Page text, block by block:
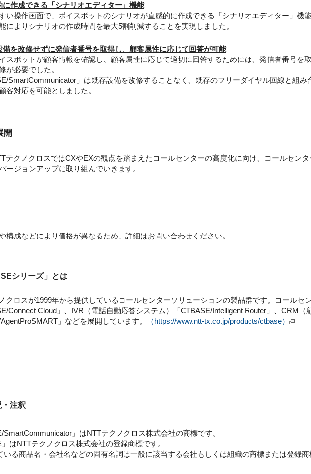
に作成できる「シナリオエディター」機能
い操作画面で、ボイスボットのシナリオが直感的に作成できる「シナリオエディター」機
によりシナリオの作成時間を最大5割削減することを実現しました。
備を改修せずに発信者番号を取得し、顧客属性に応じて回答が可能
スボットが顧客情報を確認し、顧客属性に応じて適切に回答するためには、発信者番号を
が必要でした。
SmartCommunicator」は既存設備を改修することなく、既存のフリーダイヤル回線と組み
客対応を可能としました。
開
テクノクロスではCXやEXの観点を踏まえたコールセンターの高度化に向け、コールセン
ージョンアップに取り組んでいきます。
構成などにより価格が異なるため、詳細はお問い合わせください。
シリーズ」とは
クロスが1999年から提供しているコールセンターソリューションの製品群です。コールセ
Connect Cloud」、IVR（電話自動応答システム）「CTBASE/Intelligent Router」、CRM（
AgentProSMART」などを展開しています。
（https://www.ntt-tx.co.jp/products/ctbase）
・注釈
SmartCommunicator」はNTTテクノクロス株式会社の商標です。
はNTTテクノクロス株式会社の登録商標です。
いる商品名・会社名などの固有名詞は一般に該当する会社もしくは組織の商標または登録商